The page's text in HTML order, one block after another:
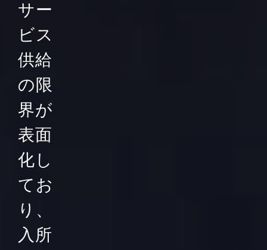
サー
ビス
供給
の限
界が
表面
化し
てお
り、
入所